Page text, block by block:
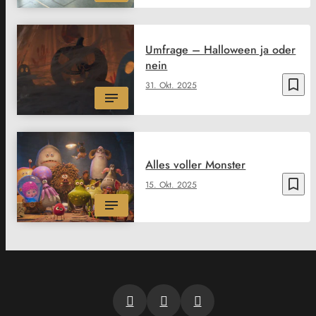
bookmark_border
31. Okt. 2025
Umfrage – Halloween ja oder
nein
bookmark_border
15. Okt. 2025
Alles voller Monster